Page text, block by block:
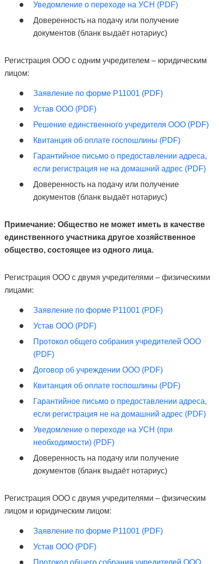
Уведомление о переходе на УСН (PDF)
Доверенность на подачу или получение
документов (бланк выдаёт нотариус)
Регистрация ООО с одним учредителем – юридическим
лицом:
Заявление по форме Р11001 (PDF)
Устав ООО (PDF)
Решение единственного учредителя ООО (PDF)
Квитанция об оплате госпошлины (PDF)
Гарантийное письмо о предоставлении адреса,
если регистрация не на домашний адрес (PDF)
Доверенность на подачу или получение
документов (бланк выдаёт нотариус)
Примечание: Общество не может иметь в качестве
единственного участника другое хозяйственное
общество, состоящее из одного лица.
Регистрация ООО с двумя учредителями – физическими
лицами:
Заявление по форме Р11001 (PDF)
Устав ООО (PDF)
Протокол общего собрания учредителей ООО
(PDF)
Договор об учреждении ООО (PDF)
Квитанция об оплате госпошлины (PDF)
Гарантийное письмо о предоставлении адреса,
если регистрация не на домашний адрес (PDF)
Уведомление о переходе на УСН (при
необходимости) (PDF)
Доверенность на подачу или получение
документов (бланк выдаёт нотариус)
Регистрация ООО с двумя учредителями – физическим
лицом и юридическим лицом:
Заявление по форме Р11001 (PDF)
Устав ООО (PDF)
Протокол общего собрания учредителей ООО